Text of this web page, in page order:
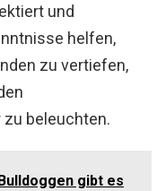
und
helfen,
zu vertiefen,
beleuchten.
gibt es